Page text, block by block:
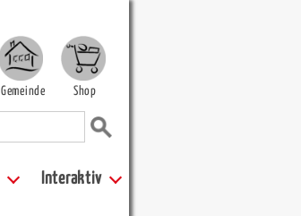
Gemeinde Shop
Interaktiv